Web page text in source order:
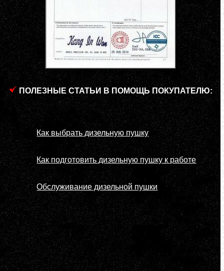
ПОЛЕЗНЫЕ СТАТЬИ В ПОМОЩЬ ПОКУПАТЕЛЮ:
Как выбрать дизельную пушку
Как подготовить дизельную пушку к работе
Обслуживание дизельной пушки